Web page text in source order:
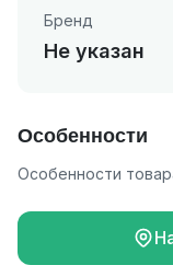
Бренд
Не указан
Особенности
Особенности